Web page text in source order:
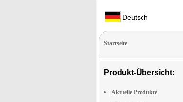
Deutsch
Startseite
Produkt-Übersicht:
Aktuelle Produkte